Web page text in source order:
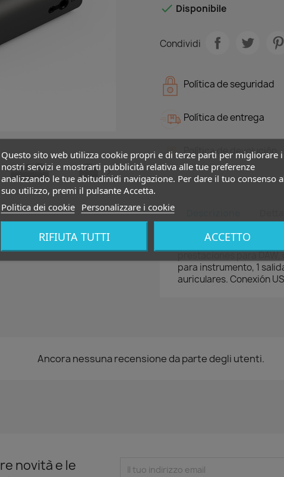

 Disponibile
Condividi
Política de seguridad
Política de entrega
Política de devolución
Interface USB 3.0 con
prestaciones para DAW,
para instrumento, 1
auriculares. Conexión
Ancora nessuna recensione da parte degli utenti.
novità e le
Questo sito web utilizza cookie propri e di terze parti per migliorare i
nostri servizi e mostrarti pubblicità relativa alle tue preferenze
analizzando le tue abitudinidi navigazione. Per dare il tuo consenso
suo utilizzo, premi il pulsante Accetta.
Politica dei cookie
Personalizzare i cookie
RIFIUTA TUTTI ACCETTO